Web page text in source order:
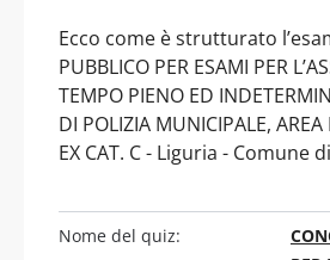
Ecco come è strutturato
PUBBLICO PER ESAMI PER
TEMPO PIENO ED
DI POLIZIA MUNICIPALE, AREA
EX CAT. C - Liguria - Comune
Nome del quiz: